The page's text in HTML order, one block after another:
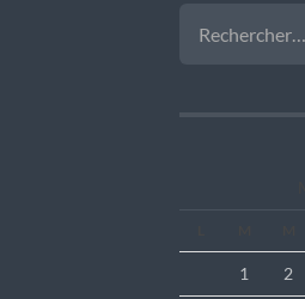
1 2